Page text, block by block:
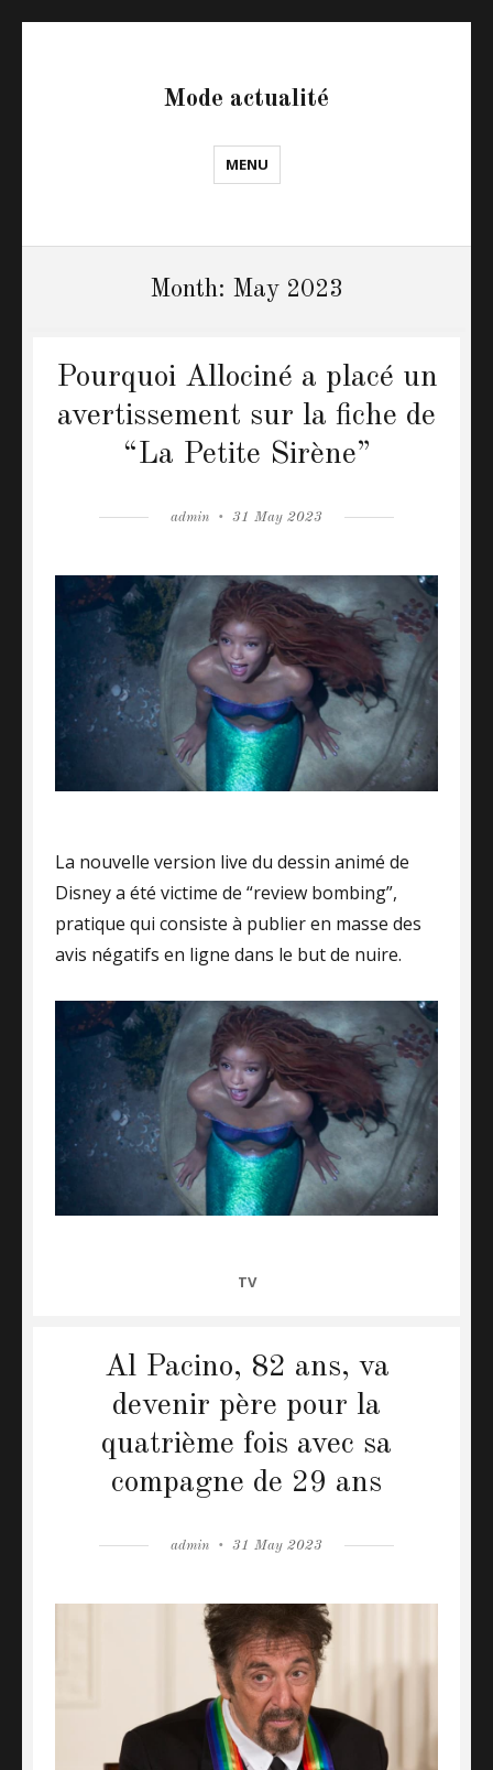
Mode actualité
MENU
Month: May 2023
Pourquoi Allociné a placé un
avertissement sur la fiche de
“La Petite Sirène”
Author
admin
Posted
31 May 2023
La nouvelle version live du dessin animé de
Disney a été victime de “review bombing”,
pratique qui consiste à publier en masse des
avis négatifs en ligne dans le but de nuire.
CATEGORIES
TV
Al Pacino, 82 ans, va
devenir père pour la
quatrième fois avec sa
compagne de 29 ans
Author
admin
Posted
31 May 2023